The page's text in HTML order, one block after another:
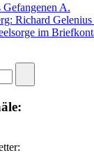
A.
Richard
im